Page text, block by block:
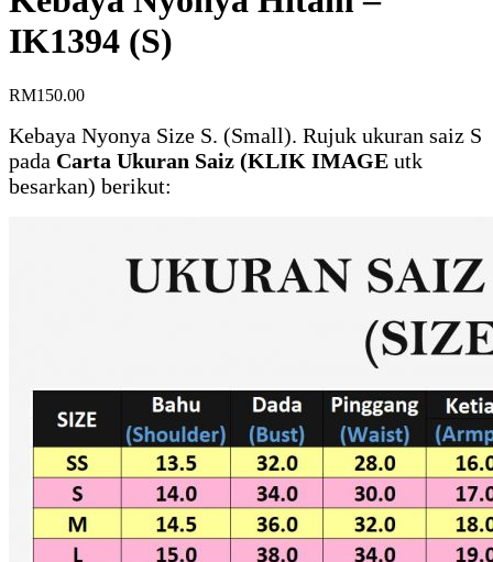
IK1394 (S)
RM150.00
Kebaya Nyonya Size S. (Small). Rujuk ukuran saiz S
pada Carta Ukuran Saiz (KLIK IMAGE utk
besarkan) berikut: